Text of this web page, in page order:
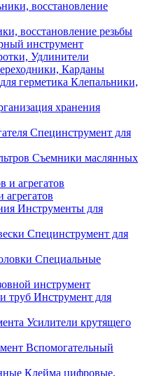
восстановление резьбы
инструмент
Удлинители
Карданы
Клепальники,
хранения
Специнструмент для
Съемники маслянных
Инструменты для
Специнструмент для
Специальные
инструмент
Инструмент для
Усилители крутящего
Вспомогательный
Клейма цифровые,